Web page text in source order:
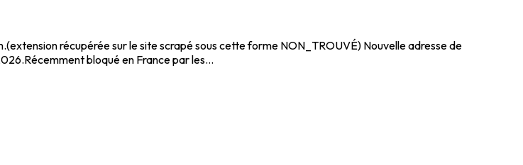
récupérée sur le site scrapé sous cette forme NON_TROUVÉ) Nouvelle adresse de
bloqué en France par les...